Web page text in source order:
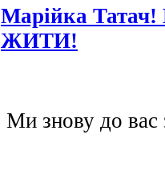
Марійка Татач!
ЖИТИ!
Ми знову до